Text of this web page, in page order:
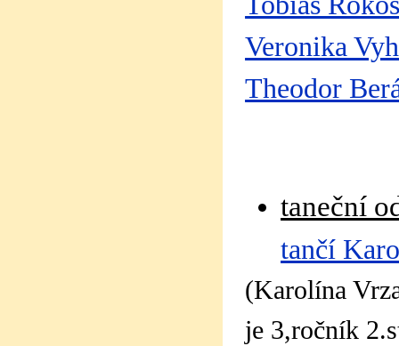
Veronika
Theodor
taneční
tančí
(Karolína
je 3,ročník